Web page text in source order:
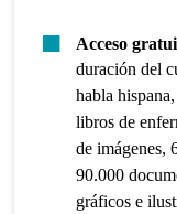
Acceso
duración del
habla
libros de
de imágenes,
90.000
gráficos e